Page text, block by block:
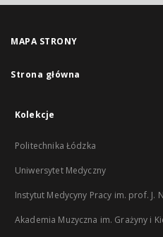
MAPA STRONY
Strona główna
Kolekcje
Politechnika Łódzka
Uniwersytet Medyczny
Instytut Medycyny Pracy im. prof. J.
Akademia Muzyczna im. Grażyny i